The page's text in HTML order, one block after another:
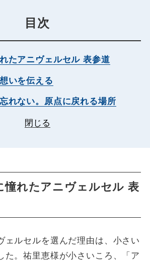
目次
たアニヴェルセル 表参道
いを伝える
れない。原点に戻れる場所
閉じる
憧れたアニヴェルセル 表
ェルセルを選んだ理由は、小さい
た。祐里恵様が小さいころ、「ア